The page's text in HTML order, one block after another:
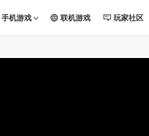
手机游戏 联机游戏 玩家社区